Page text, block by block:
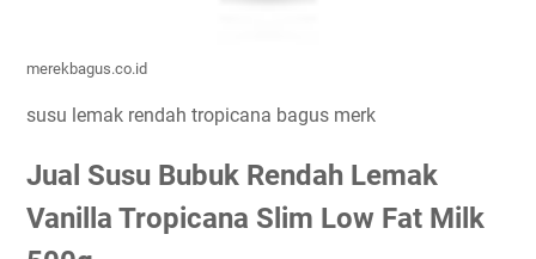
merekbagus.co.id
susu lemak rendah tropicana bagus merk
Jual Susu Bubuk Rendah Lemak
Vanilla Tropicana Slim Low Fat Milk